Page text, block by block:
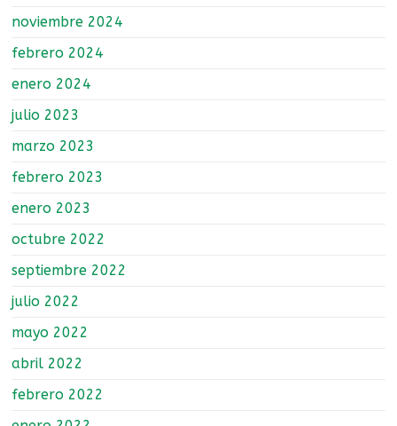
noviembre 2024
febrero 2024
enero 2024
julio 2023
marzo 2023
febrero 2023
enero 2023
octubre 2022
septiembre 2022
julio 2022
mayo 2022
abril 2022
febrero 2022